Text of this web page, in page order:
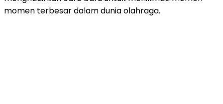
momen terbesar dalam dunia olahraga.